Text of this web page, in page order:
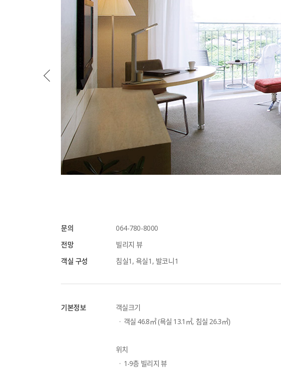
문의
064-780-8000
전망
빌리지 뷰
객실 구성
침실1, 욕실1, 발코니1
기본정보
객실크기
  ·  객실 46.8㎡ (욕실 13.1㎡, 침실 26.3㎡)
위치
  ·  1-9층 빌리지 뷰